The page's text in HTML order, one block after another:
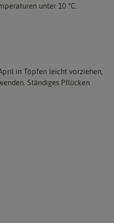
unter 10 °C.
in Töpfen leicht vorziehen,
Ständiges Pflücken